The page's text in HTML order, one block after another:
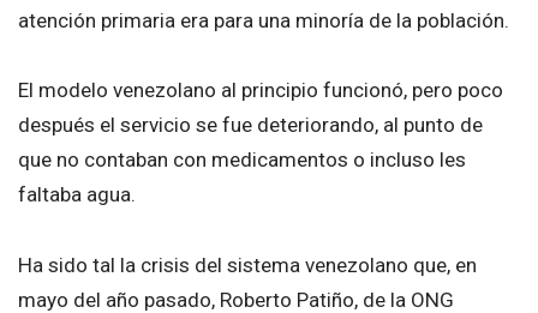
atención primaria era para una minoría de la población.
El modelo venezolano al principio funcionó, pero poco
después el servicio se fue deteriorando, al punto de
que no contaban con medicamentos o incluso les
faltaba agua.
Ha sido tal la crisis del sistema venezolano que, en
mayo del año pasado, Roberto Patiño, de la ONG